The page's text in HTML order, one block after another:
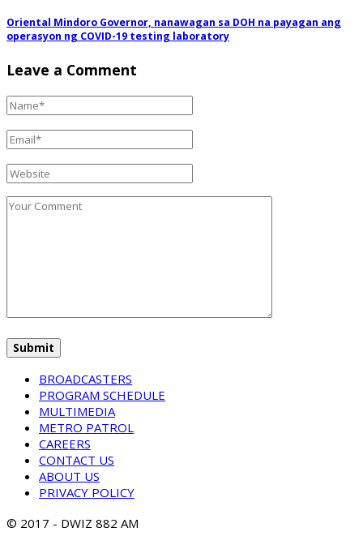
Oriental Mindoro Governor, nanawagan sa DOH na payagan ang
operasyon ng COVID-19 testing laboratory
Leave a Comment
BROADCASTERS
PROGRAM SCHEDULE
MULTIMEDIA
METRO PATROL
CAREERS
CONTACT US
ABOUT US
PRIVACY POLICY
© 2017 - DWIZ 882 AM